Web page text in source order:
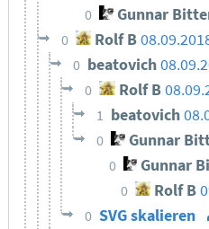
0 Gunnar
0 Rolf B
0 beatovich
0 Rolf B
1 beatovich
0 Gunnar
0 Gunnar
0 Rolf B
0 SVG skalieren